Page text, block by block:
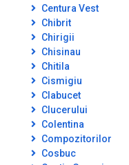
Centura Vest
Chibrit
Chirigii
Chisinau
Chitila
Cismigiu
Clabucet
Clucerului
Colentina
Compozitorilor
Cosbuc